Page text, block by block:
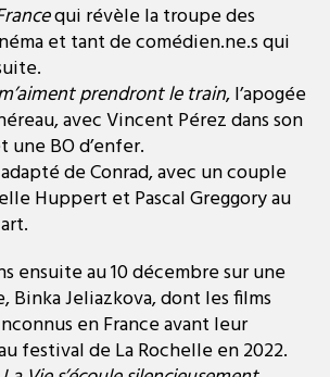
qui révèle la troupe des
et tant de comédien.ne.s qui
prendront le train, l’apogée
avec Vincent Pérez dans son
BO d’enfer.
de Conrad, avec un couple
Huppert et Pascal Greggory au
ensuite au 10 décembre sur une
Binka Jeliazkova, dont les films
en France avant leur
festival de La Rochelle en 2022.